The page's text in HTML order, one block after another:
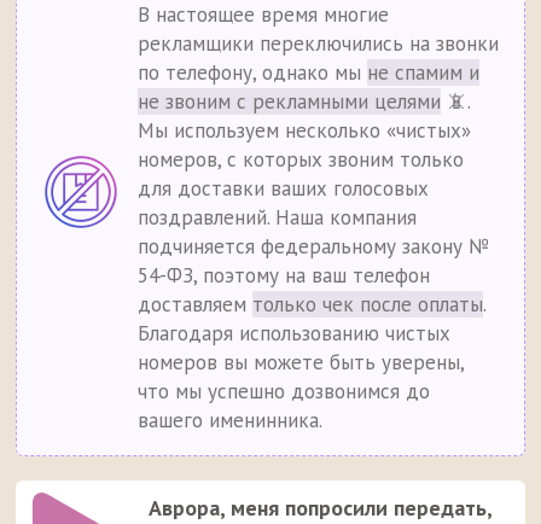
В настоящее время многие
рекламщики переключились на звонки
по телефону, однако мы не спамим и
не звоним с рекламными целями 📵.
Мы используем несколько «чистых»
номеров, с которых звоним только
для доставки ваших голосовых
поздравлений. Наша компания
подчиняется федеральному закону №
54-ФЗ, поэтому на ваш телефон
доставляем только чек после оплаты.
Благодаря использованию чистых
номеров вы можете быть уверены,
что мы успешно дозвонимся до
вашего именинника.
Аврора, меня попросили передать,